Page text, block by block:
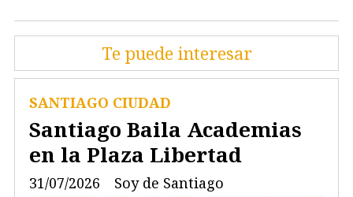
Te puede interesar
Santiago Baila Academias
en la Plaza Libertad
Soy de Santiago
SANTIAGO CIUDAD
31/07/2026